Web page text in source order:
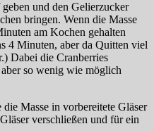
und den Gelierzucker
bringen. Wenn die Masse
am Kochen gehalten
4 Minuten, aber da Quitten viel
Dabei die Cranberries
so wenig wie möglich
Masse in vorbereitete Gläser
verschließen und für ein